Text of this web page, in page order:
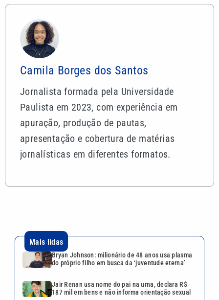
Camila Borges dos Santos
Jornalista formada pela Universidade
Paulista em 2023, com experiência em
apuração, produção de pautas,
apresentação e cobertura de matérias
jornalísticas em diferentes formatos.
Mais lidas
Bryan Johnson: milionário de 48 anos usa plasma
do próprio filho em busca da ‘juventude eterna’
Jair Renan usa nome do pai na urna, declara R$
187 mil em bens e não informa orientação sexual